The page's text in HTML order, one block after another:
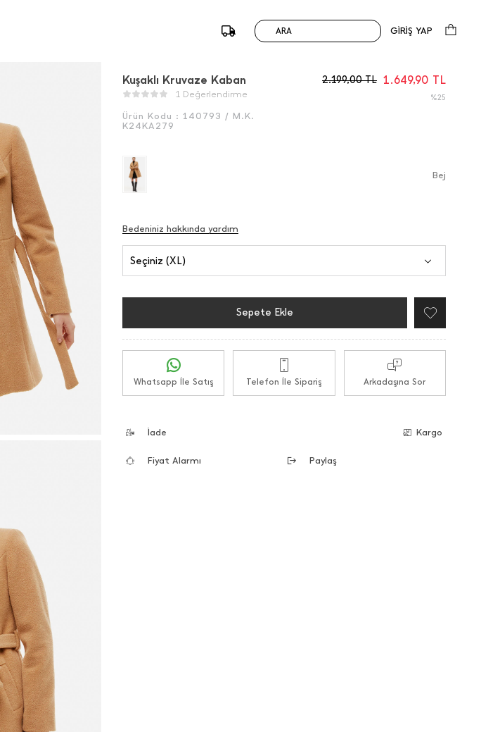
ARA GİRİŞ YAP
Kuşaklı Kruvaze Kaban
1 Değerlendirme
Ürün Kodu : 140793 / M.K.
K24KA279
2.199,00TL 1.649,90 TL
%25
Bej
Bedeniniz hakkında yardım
Seçiniz (XL)
Sepete Ekle
Whatsapp İle Satış Telefon İle Sipariş Arkadaşına Sor
İade Kargo
Fiyat Alarmı Paylaş